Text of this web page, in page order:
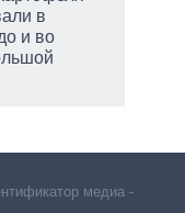
в
и во
медиа –